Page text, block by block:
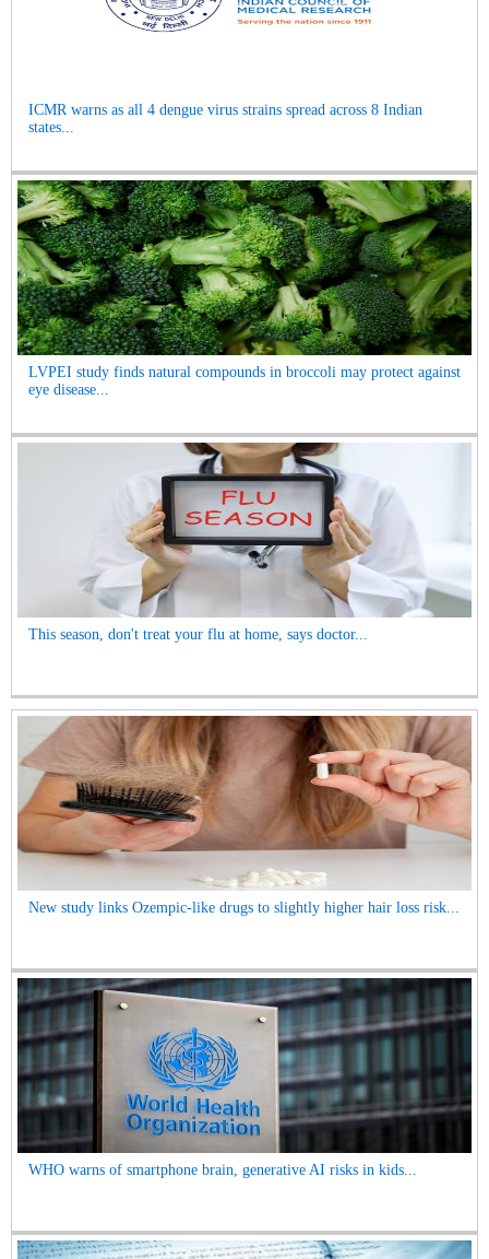
ICMR warns as all 4 dengue virus strains spread across 8 Indian
states...
LVPEI study finds natural compounds in broccoli may protect against
eye disease...
This season, don't treat your flu at home, says doctor...
New study links Ozempic-like drugs to slightly higher hair loss risk...
WHO warns of smartphone brain, generative AI risks in kids...